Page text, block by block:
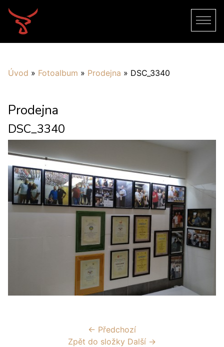
Úvod » Fotoalbum » Prodejna » DSC_3340
Prodejna
DSC_3340
← Předchozí
Zpět do složky Další →